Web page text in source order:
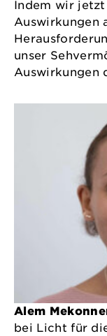
Indem wir
Auswirkungen
unser
Auswirkungen
Alem
bei Licht für